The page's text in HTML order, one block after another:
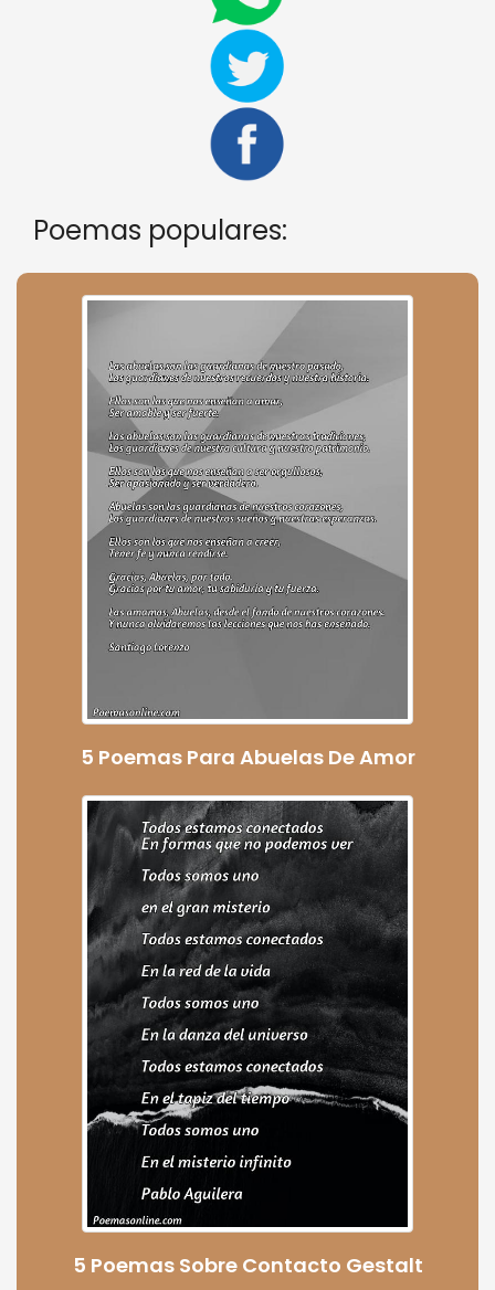
Poemas populares:
5 Poemas Para Abuelas De Amor
5 Poemas Sobre Contacto Gestalt